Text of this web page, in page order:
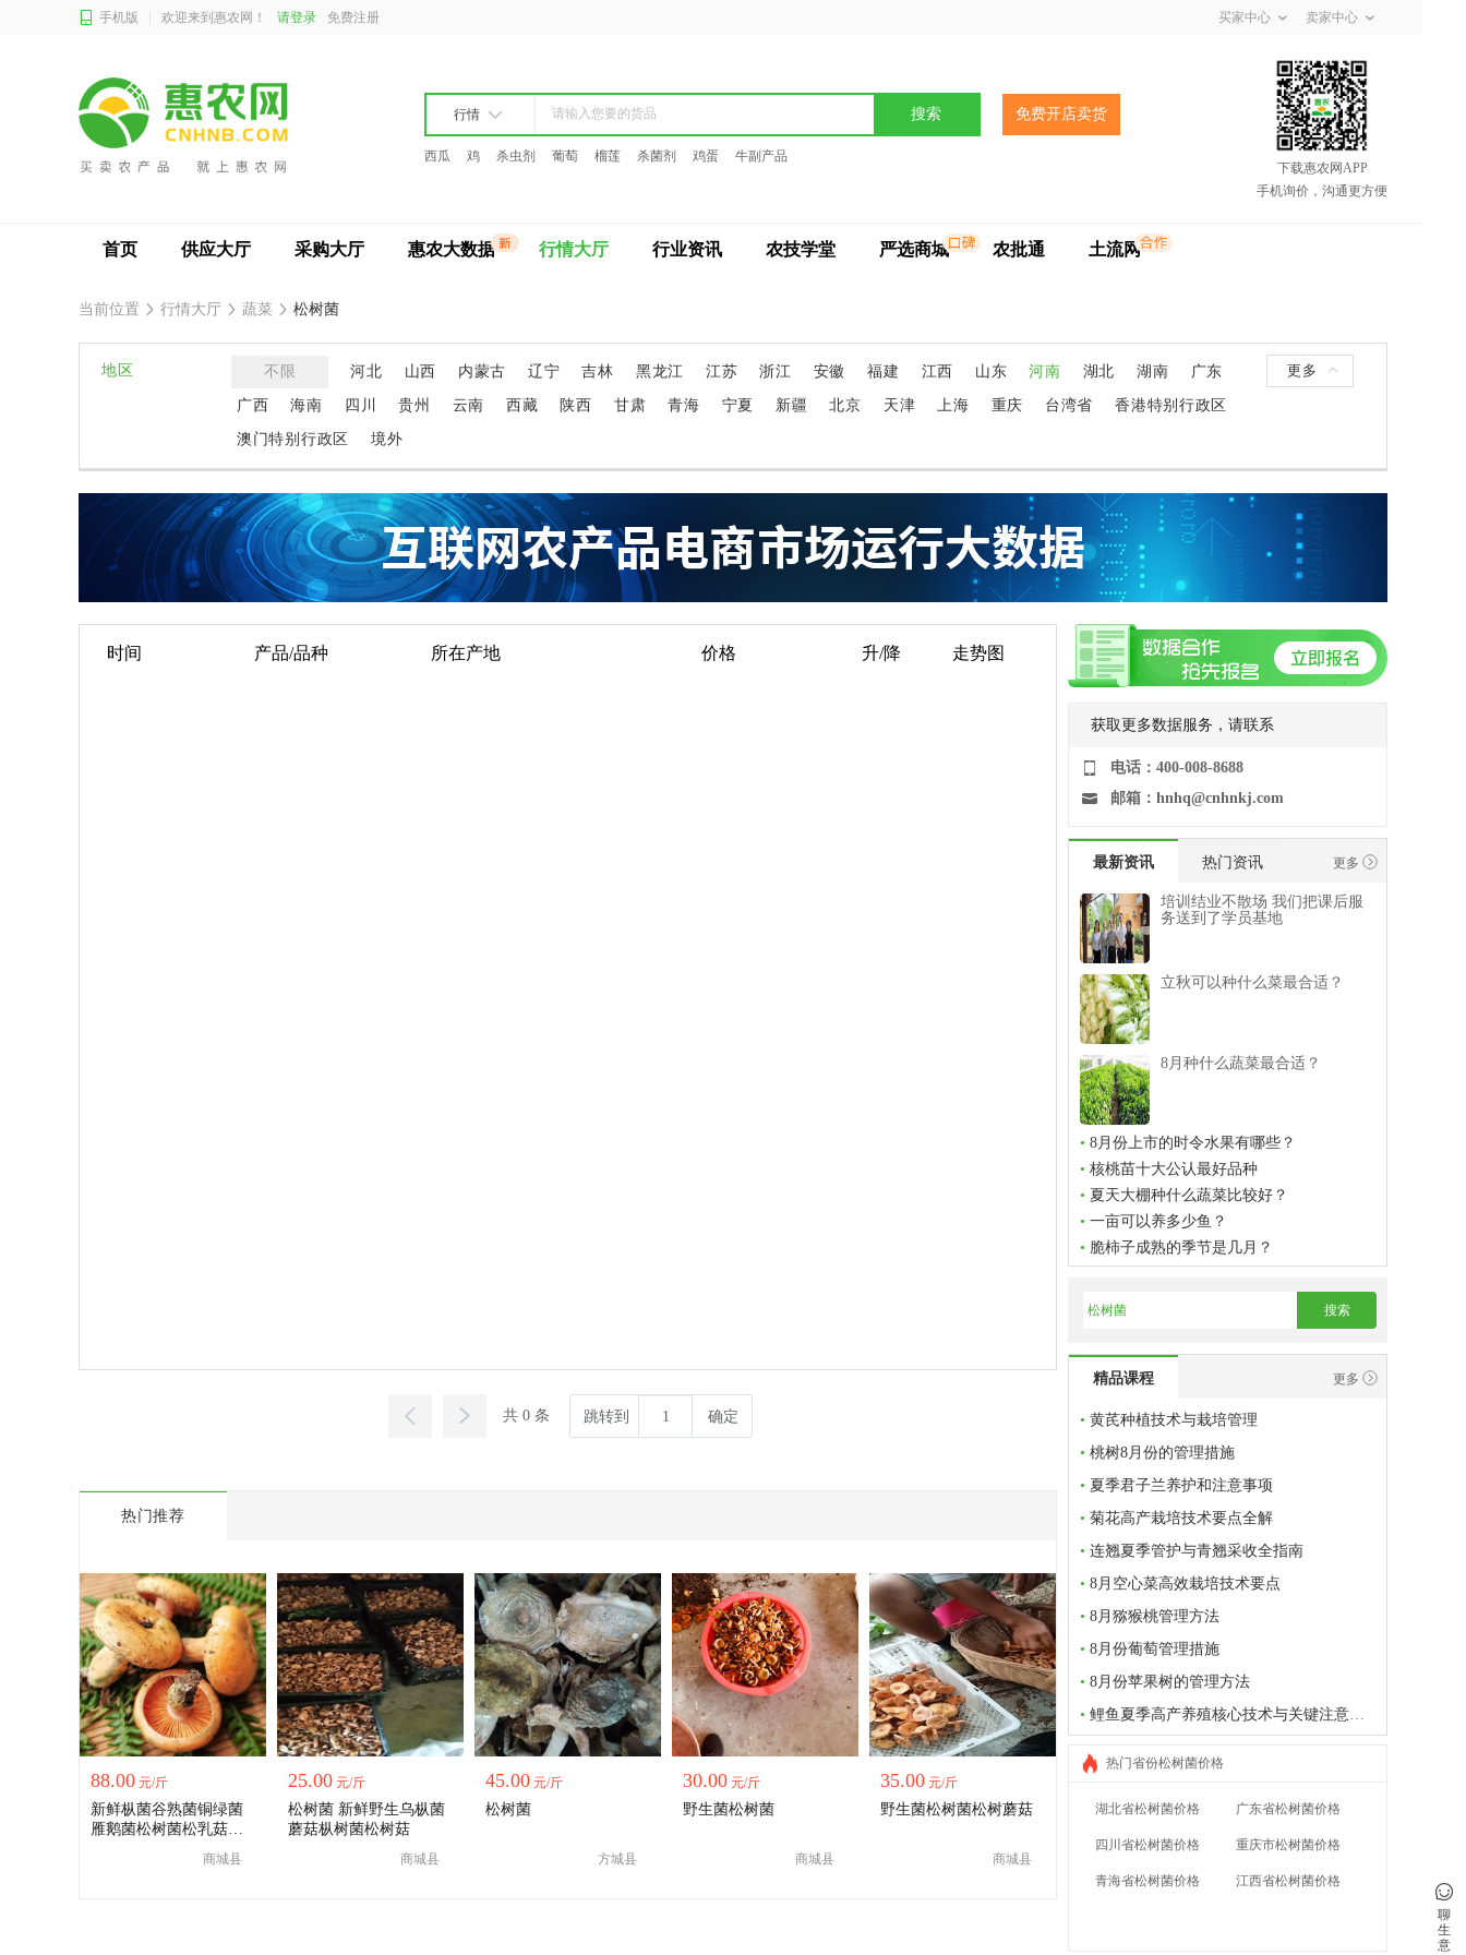
手机版 欢迎来到惠农网！ 请登录 免费注册 买家中心 卖家中心
行情 搜索 免费开店卖货
西瓜 鸡 杀虫剂 葡萄 榴莲 杀菌剂 鸡蛋
牛副产品
下载惠农网APP
手机询价，沟通更方便
首页 供应大厅 采购大厅 惠农大数据 行情大厅 行业资讯 农技学堂 严选商城 农批通 土流网
当前位置 行情大厅 蔬菜 松树菌
地区 不限 河北 山西 内蒙古 辽宁 吉林 黑龙江 江苏 浙江 安徽 福建 江西 山东 河南 湖北 湖南 广东
广西 海南 四川 贵州 云南 西藏 陕西 甘肃 青海 宁夏 新疆 北京 天津 上海 重庆 台湾省 香港特别行政区
澳门特别行政区 境外
更多
时间 产品/品种 所在产地 价格 升/降 走势图
共 0 条 跳转到 确定
热门推荐
88.00 元/斤
新鲜枞菌谷熟菌铜绿菌
雁鹅菌松树菌松乳菇重
商城县
25.00 元/斤
松树菌 新鲜野生乌枞菌
蘑菇枞树菌松树菇
商城县
45.00 元/斤
松树菌
方城县
30.00 元/斤
野生菌松树菌
商城县
35.00 元/斤
野生菌松树菌松树蘑菇
商城县
获取更多数据服务，请联系
电话：400-008-8688
邮箱：hnhq@cnhnkj.com
最新资讯 热门资讯 更多
培训结业不散场 我们把课后服
务送到了学员基地
立秋可以种什么菜最合适？
8月种什么蔬菜最合适？
• 8月份上市的时令水果有哪些？
• 核桃苗十大公认最好品种
• 夏天大棚种什么蔬菜比较好？
• 一亩可以养多少鱼？
• 脆柿子成熟的季节是几月？
搜索
精品课程 更多
• 黄芪种植技术与栽培管理
• 桃树8月份的管理措施
• 夏季君子兰养护和注意事项
• 菊花高产栽培技术要点全解
• 连翘夏季管护与青翘采收全指南
• 8月空心菜高效栽培技术要点
• 8月猕猴桃管理方法
• 8月份葡萄管理措施
• 8月份苹果树的管理方法
• 鲤鱼夏季高产养殖核心技术与关键注意事项
热门省份松树菌价格
湖北省松树菌价格 广东省松树菌价格
四川省松树菌价格 重庆市松树菌价格
青海省松树菌价格 江西省松树菌价格
聊
生
意